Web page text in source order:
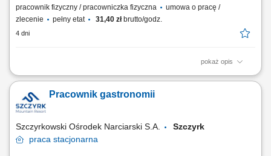
pracownik fizyczny / pracowniczka fizyczna
umowa o pracę /
zlecenie
pełny etat 31,40 złbrutto/godz.
4 dni
pokaż opis
Zakres obowiązków: Profesjonalna obsługa Klientów i budowanie z
Restauracji, Utrzymywanie czystości i porządku na stanowisku pracy,
Obsługa kasy fiskalnej.
Pracownik gastronomii
Szczyrkowski Ośrodek Narciarski S.A.
Szczyrk
praca stacjonarna